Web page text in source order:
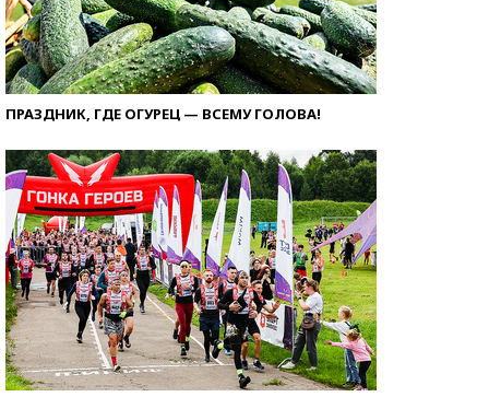
ПРАЗДНИК, ГДЕ ОГУРЕЦ — ВСЕМУ ГОЛОВА!